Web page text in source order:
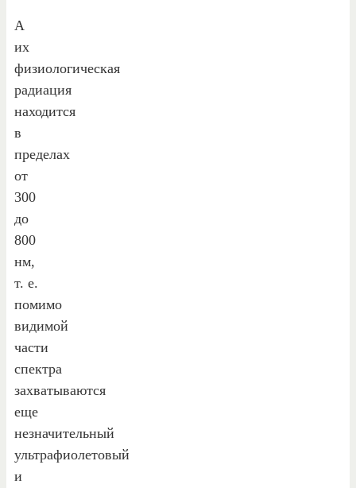
А
их
физиологическая
радиация
находится
в
пределах
от
300
до
800
нм,
т. е.
помимо
видимой
части
спектра
захватываются
еще
незначительный
ультрафиолетовый
и